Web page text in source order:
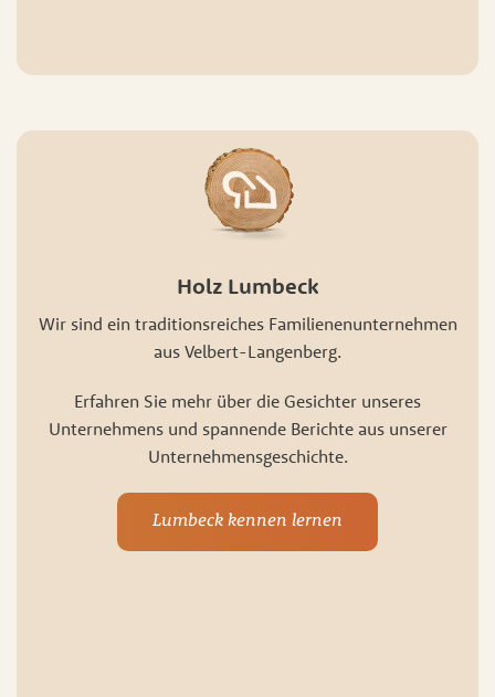
Holz Lumbeck
Wir sind ein traditionsreiches Familienenunternehmen
aus Velbert-Langenberg.
Erfahren Sie mehr über die Gesichter unseres
Unternehmens und spannende Berichte aus unserer
Unternehmensgeschichte.
Lumbeck kennen lernen